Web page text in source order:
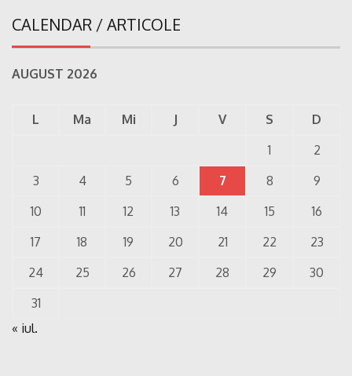
CALENDAR / ARTICOLE
AUGUST 2026
L Ma Mi J V S
D
1
2
3
4 5 6 7 8
9
10
11 12 13 14 15
16
17
18 19 20 21 22
23
24
25 26 27 28 29
30
31
« iul.